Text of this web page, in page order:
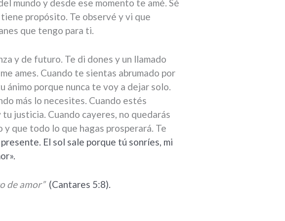
mundo y desde ese momento te amé. Sé
propósito. Te observé y vi que
que tengo para ti.
y de futuro. Te di dones y un llamado
ames. Cuando te sientas abrumado por
porque nunca te voy a dejar solo.
más lo necesites. Cuando estés
justicia. Cuando cayeres, no quedarás
que todo lo que hagas prosperará. Te
El sol sale porque tú sonríes, mi
de amor” (Cantares 5:8).